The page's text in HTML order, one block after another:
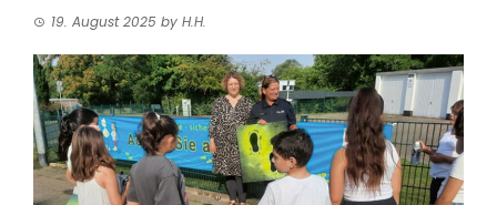
19. August 2025 by H.H.